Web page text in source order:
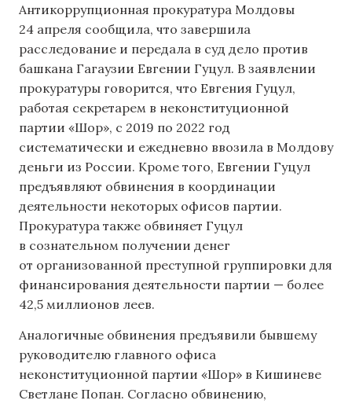
Антикоррупционная прокуратура Молдовы
24 апреля сообщила, что завершила
расследование и передала в суд дело против
башкана Гагаузии Евгении Гуцул. В заявлении
прокуратуры говорится, что Евгения Гуцул,
работая секретарем в неконституционной
партии «Шор», с 2019 по 2022 год
систематически и ежедневно ввозила в Молдову
деньги из России. Кроме того, Евгении Гуцул
предъявляют обвинения в координации
деятельности некоторых офисов партии.
Прокуратура также обвиняет Гуцул
в сознательном получении денег
от организованной преступной группировки для
финансирования деятельности партии — более
42,5 миллионов леев.
Аналогичные обвинения предъявили бывшему
руководителю главного офиса
неконституционной партии «Шор» в Кишиневе
Светлане Попан. Согласно обвинению,